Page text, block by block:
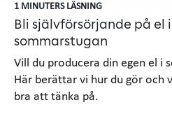
1 MINUTERS LÄSNING
Bli självförsörjande på el i
sommarstugan
Vill du producera din egen el i
Här berättar vi hur du gör och
bra att tänka på.